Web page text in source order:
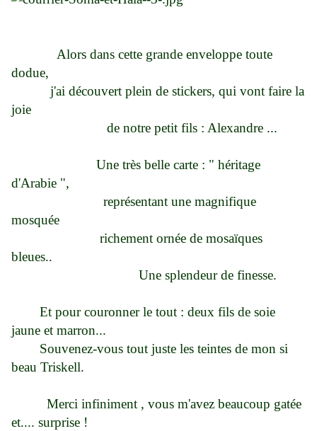
Alors dans cette grande enveloppe toute
dodue,
j'ai découvert plein de stickers, qui vont faire la
joie
de notre petit fils : Alexandre ...
Une très belle carte : " héritage
d'Arabie ",
représentant une magnifique
mosquée
richement ornée de mosaïques
bleues..
Une splendeur de finesse.
Et pour couronner le tout : deux fils de soie
jaune et marron...
Souvenez-vous tout juste les teintes de mon si
beau Triskell.
Merci infiniment , vous m'avez beaucoup gatée
et.... surprise !